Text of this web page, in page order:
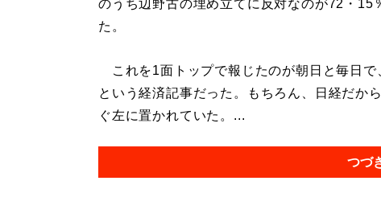
のうち辺野古の埋め立てに反対なのが72・15
た。
これを1面トップで報じたのが朝日と毎日で
という経済記事だった。もちろん、日経だか
ぐ左に置かれていた。...
つづ